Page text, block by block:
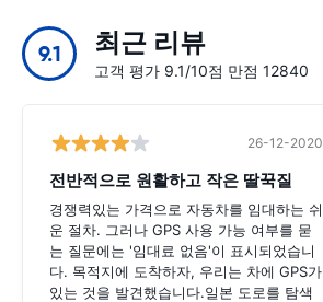
9.1 최근 리뷰
고객 평가 9.1/10점 만점 12840
26-12-2020
전반적으로 원활하고 작은 딸꾹질
경쟁력있는 가격으로 자동차를 임대하는 쉬
운 절차. 그러나 GPS 사용 가능 여부를 묻
는 질문에는 '임대료 없음'이 표시되었습니
다. 목적지에 도착하자, 우리는 차에 GPS가
있는 것을 발견했습니다.일본 도로를 탐색